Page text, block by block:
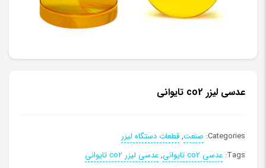
عدسی لیزر co2 تایوانی
Categories: صنعت,قطعات دستگاه لیزر
Tags: عدسی co2 تایوانی ,عدسی لیزر co2 تایوانی